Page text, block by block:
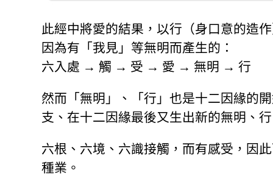
此經中將愛的結果，以行（身口意的造
因為有「我見」等無明而產生的：
六入處 → 觸 → 受 → 愛 → 無明 → 行
然而「無明」、「行」也是十二因緣的
支、在十二因緣最後又生出新的無明、
六根、六境、六識接觸，而有感受，因
種業。